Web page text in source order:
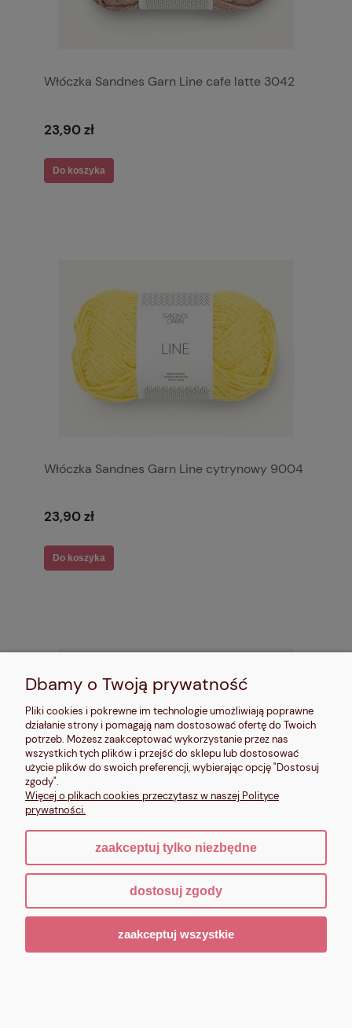
Włóczka Sandnes Garn Line cafe latte 3042
23,90 zł
Do koszyka
Włóczka Sandnes Garn Line cytrynowy 9004
23,90 zł
Do koszyka
Włóczka Sandnes Garn Line czarny 1099
23,90 zł
Dbamy o Twoją prywatność
Pliki cookies i pokrewne im technologie umożliwiają poprawne
działanie strony i pomagają nam dostosować ofertę do Twoich
potrzeb. Możesz zaakceptować wykorzystanie przez nas
wszystkich tych plików i przejść do sklepu lub dostosować
użycie plików do swoich preferencji, wybierając opcję "Dostosuj
zgody".
Więcej o plikach cookies przeczytasz w naszej Polityce
prywatności.
zaakceptuj tylko niezbędne
dostosuj zgody
zaakceptuj wszystkie